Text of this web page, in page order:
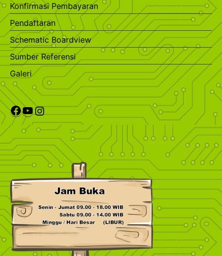
Konfirmasi Pembayaran
Pendaftaran
Schematic Boardview
Sumber Referensi
Galeri